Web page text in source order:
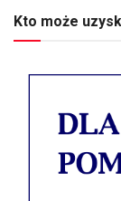
Kto może